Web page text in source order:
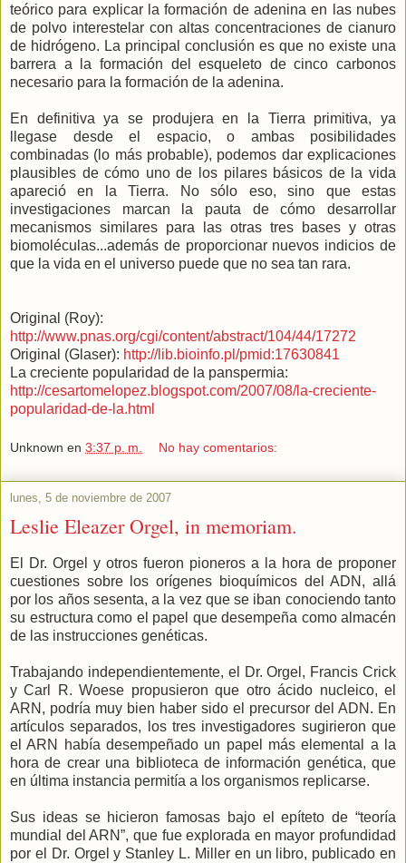
teórico para explicar la formación de adenina en las nubes
de polvo interestelar con altas concentraciones de cianuro
de hidrógeno. La principal conclusión es que no existe una
barrera a la formación del esqueleto de cinco carbonos
necesario para la formación de la adenina.
En definitiva ya se produjera en la Tierra primitiva, ya
llegase desde el espacio, o ambas posibilidades
combinadas (lo más probable), podemos dar explicaciones
plausibles de cómo uno de los pilares básicos de la vida
apareció en la Tierra. No sólo eso, sino que estas
investigaciones marcan la pauta de cómo desarrollar
mecanismos similares para las otras tres bases y otras
biomoléculas...además de proporcionar nuevos indicios de
que la vida en el universo puede que no sea tan rara.
Original (Roy):
http://www.pnas.org/cgi/content/abstract/104/44/17272
Original (Glaser): http://lib.bioinfo.pl/pmid:17630841
La creciente popularidad de la panspermia:
http://cesartomelopez.blogspot.com/2007/08/la-creciente-
popularidad-de-la.html
Unknown en 3:37 p. m. No hay comentarios:
lunes, 5 de noviembre de 2007
Leslie Eleazer Orgel, in memoriam.
El Dr. Orgel y otros fueron pioneros a la hora de proponer
cuestiones sobre los orígenes bioquímicos del ADN, allá
por los años sesenta, a la vez que se iban conociendo tanto
su estructura como el papel que desempeña como almacén
de las instrucciones genéticas.
Trabajando independientemente, el Dr. Orgel, Francis Crick
y Carl R. Woese propusieron que otro ácido nucleico, el
ARN, podría muy bien haber sido el precursor del ADN. En
artículos separados, los tres investigadores sugirieron que
el ARN había desempeñado un papel más elemental a la
hora de crear una biblioteca de información genética, que
en última instancia permitía a los organismos replicarse.
Sus ideas se hicieron famosas bajo el epíteto de “teoría
mundial del ARN”, que fue explorada en mayor profundidad
por el Dr. Orgel y Stanley L. Miller en un libro, publicado en